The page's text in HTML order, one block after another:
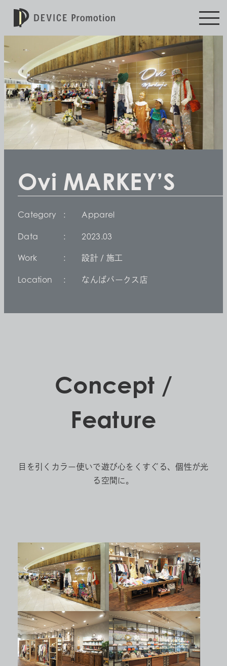
Ovi MARKEY’S
Category Apparel
Data 2023.03
Work 設計 / 施工
Location なんばパークス店
Concept /
Feature
目を引くカラー使いで遊び心をくすぐる、個性が光
る空間に。